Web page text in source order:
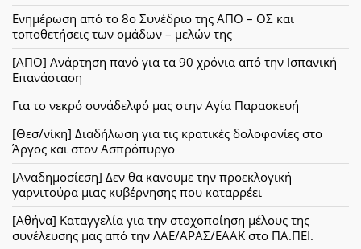
Ενημέρωση από το 8ο Συνέδριο της ΑΠΟ – ΟΣ και
τοποθετήσεις των ομάδων – μελών της
[ΑΠΟ] Ανάρτηση πανό για τα 90 χρόνια από την Ισπανική
Επανάσταση
Για το νεκρό συνάδελφό μας στην Αγία Παρασκευή
[Θεσ/νίκη] Διαδήλωση για τις κρατικές δολοφονίες στο
Άργος και στον Ασπρόπυργο
[Αναδημοσίεση] Δεν θα κανουμε την προεκλογική
γαρνιτούρα μιας κυβέρνησης που καταρρέει
[Αθήνα] Καταγγελία για την στοχοποίηση μέλους της
συνέλευσης μας από την ΛΑΕ/ΑΡΑΣ/ΕΑΑΚ στο ΠΑ.ΠΕΙ.